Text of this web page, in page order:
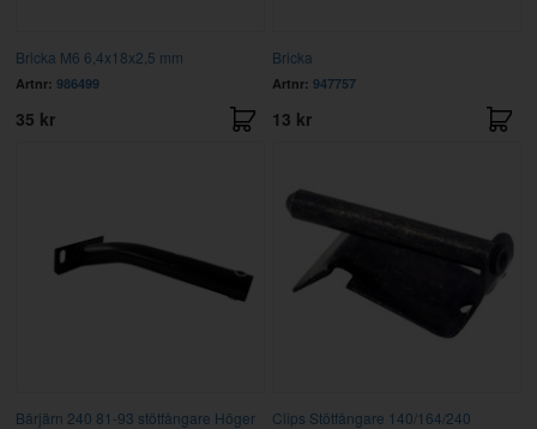
Bricka M6 6,4x18x2,5 mm
Artnr: 986499
35 kr
Bricka
Artnr: 947757
13 kr
Bärjärn 240 81-93 stötfångare Höger
Clips Stötfångare 140/164/240